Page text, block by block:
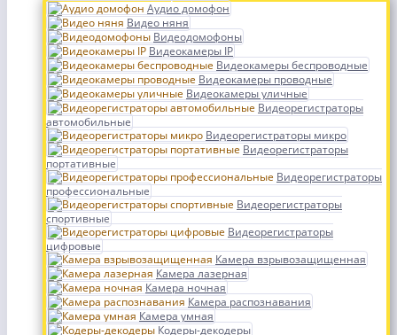
Аудио домофон
Видео няня
Видеодомофоны
Видеокамеры IP
Видеокамеры беспроводные
Видеокамеры проводные
Видеокамеры уличные
Видеорегистраторы
автомобильные
Видеорегистраторы микро
Видеорегистраторы
портативные
Видеорегистраторы
профессиональные
Видеорегистраторы
спортивные
Видеорегистраторы
цифровые
Камера взрывозащищенная
Камера лазерная
Камера ночная
Камера распознавания
Камера умная
Кодеры-декодеры